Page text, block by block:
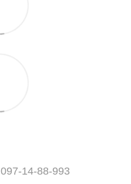
097-14-88-993